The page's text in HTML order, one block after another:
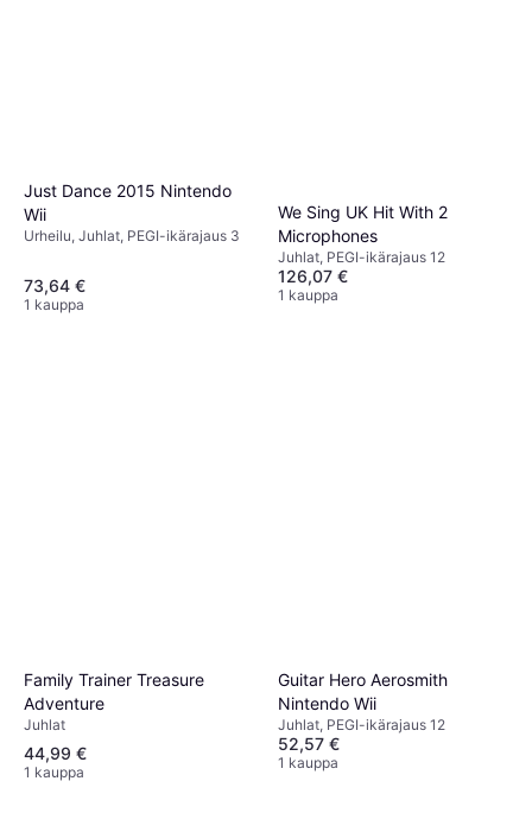
Just Dance 2015 Nintendo
Wii
Urheilu, Juhlat, PEGI-ikärajaus 3
73,64 €
1 kauppa
We Sing UK Hit With 2
Microphones
Juhlat, PEGI-ikärajaus 12
126,07 €
1 kauppa
Family Trainer Treasure
Adventure
Juhlat
44,99 €
1 kauppa
Guitar Hero Aerosmith
Nintendo Wii
Juhlat, PEGI-ikärajaus 12
52,57 €
1 kauppa